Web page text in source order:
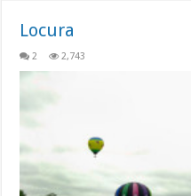
Locura
2 2,743